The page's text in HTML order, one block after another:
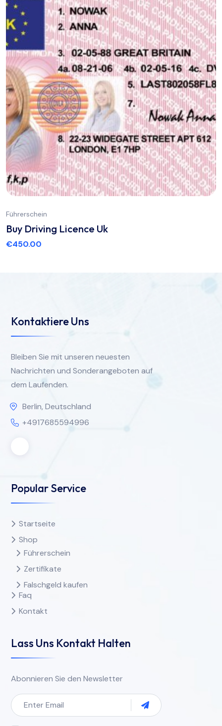
Führerschein
Buy Driving Licence Uk
€450.00
Kontaktiere Uns
Bleiben Sie mit unseren neuesten
Nachrichten und Sonderangeboten auf
dem Laufenden.
Berlin, Deutschland
+4917685594996
Popular Service
Startseite
Shop
Führerschein
Zertifikate
Falschgeld kaufen
Faq
Kontakt
Lass Uns Kontakt Halten
Abonnieren Sie den Newsletter